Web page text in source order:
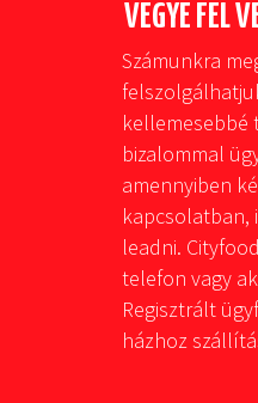
VEGYE FEL
Számunkra
kellemesebbé
bizalommal
amennyiben
kapcsolatban,
leadni.
telefon vagy
Regisztrált
házhoz